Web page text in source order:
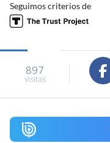
Seguimos criterios de
897
visitas